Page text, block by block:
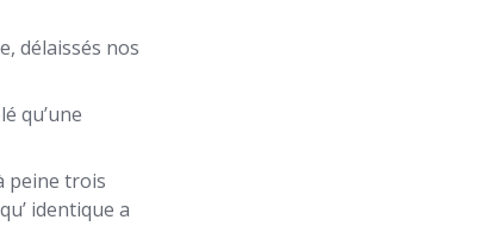
délaissés nos
qu’une
peine trois
identique a